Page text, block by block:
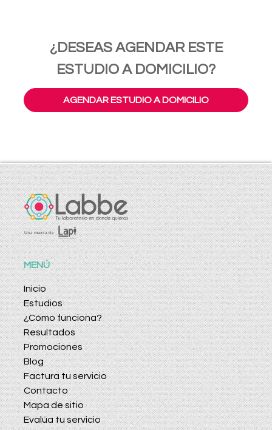
¿DESEAS AGENDAR ESTE
ESTUDIO A DOMICILIO?
AGENDAR ESTUDIO A DOMICILIO
MENÚ
Inicio
Estudios
¿Cómo funciona?
Resultados
Promociones
Blog
Factura tu servicio
Contacto
Mapa de sitio
Evalúa tu servicio